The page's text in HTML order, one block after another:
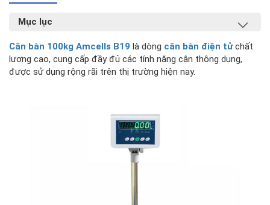
Mục lục
Cân bàn 100kg Amcells B19 là dòng cân bàn điện tửchất
lượng cao, cung cấp đầy đủ các tính năng cân thông dụng,
được sử dụng rộng rãi trên thị trường hiện nay.